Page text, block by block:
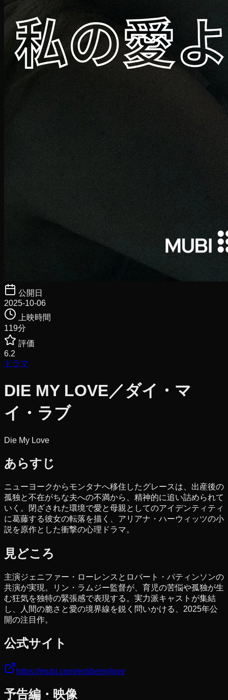
公開日
2025-10-06
上映時間
119分
評価
6.2
ドラマ
DIE MY LOVE／ダイ・マ
イ・ラブ
Die My Love
あらすじ
ニューヨークからモンタナへ移住したグレースは、出産後の
孤独と不在がちな夫への不満から、精神的に追い詰められて
いく。閉ざされた環境で愛と母親としてのアイデンティティ
に葛藤する彼女の転落を描く、アリアナ・ハーウィッツの小
説を原作とした衝撃の心理ドラマ。
見どころ
主演ジェニファー・ローレンスとロバート・パティンソンの
共演が実現。リン・ラムジー監督が、育児の苦悩や孤独が生
む狂気を独特の緊張感で表現する。実力派キャストが集結
し、人間の脆さと愛の境界線を鋭く問いかける、2025年公
開の注目作。
公式サイト
https://mubi.com/en/diemylove
予告編・映像